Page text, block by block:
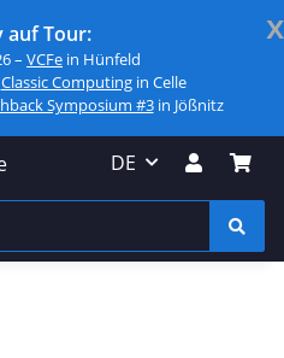
x
auf Tour:
– VCFe in Hünfeld
Classic Computingin Celle
Symposium #3in Jößnitz
DE